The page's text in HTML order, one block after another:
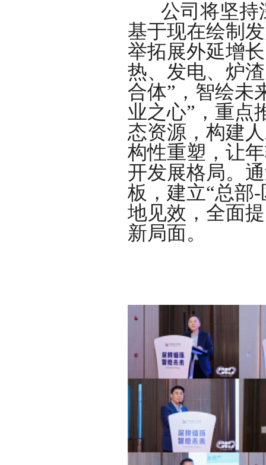
公司将坚持
基于现在绘制
举拓展外延增
热、发电、炉
合体”，智绘未
业之心”，重点
态资源，构建
构性重塑，让
开发展格局。
板，建立“总部
地见效，全面
新局面。